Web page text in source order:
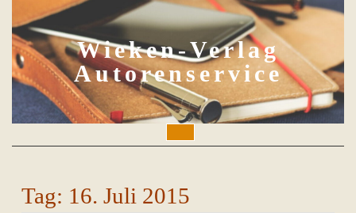
to
content
Wieken-Verlag
Autorenservice
Button
Tag: 16. Juli 2015